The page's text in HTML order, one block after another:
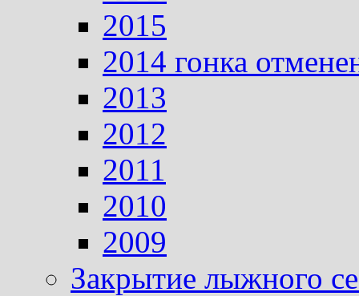
2015
2014 гонка
2013
2012
2011
2010
2009
Закрытие лыжного